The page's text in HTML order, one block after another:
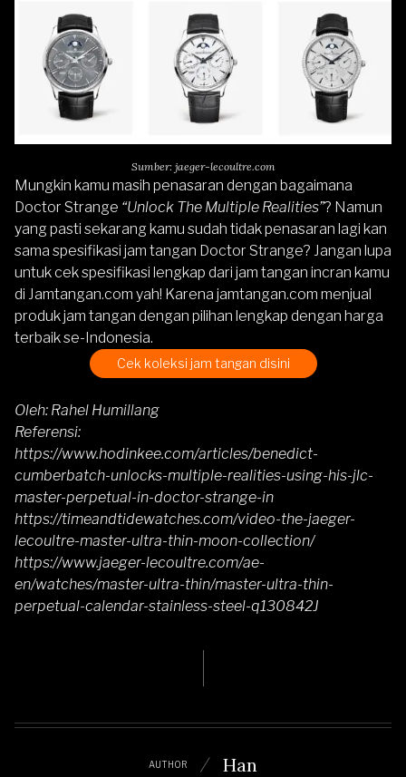
Sumber: jaeger-lecoultre.com
Mungkin kamu masih penasaran dengan bagaimana
Doctor Strange “Unlock The Multiple Realities”? Namun
yang pasti sekarang kamu sudah tidak penasaran lagi kan
sama spesifikasi jam tangan Doctor Strange? Jangan lupa
untuk cek spesifikasi lengkap dari jam tangan incran kamu
di Jamtangan.com yah! Karena jamtangan.com menjual
produk jam tangan dengan pilihan lengkap dengan harga
terbaik se-Indonesia.
Cek koleksi jam tangan disini
Oleh: Rahel Humillang
Referensi:
https://www.hodinkee.com/articles/benedict-
cumberbatch-unlocks-multiple-realities-using-his-jlc-
master-perpetual-in-doctor-strange-in
https://timeandtidewatches.com/video-the-jaeger-
lecoultre-master-ultra-thin-moon-collection/
https://www.jaeger-lecoultre.com/ae-
en/watches/master-ultra-thin/master-ultra-thin-
perpetual-calendar-stainless-steel-q130842J
AUTHOR Han